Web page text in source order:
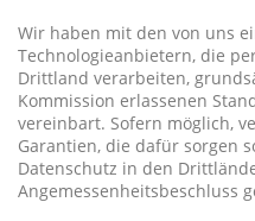
Wir haben mit den von uns
Technologieanbietern, die
Drittland verarbeiten,
Kommission erlassenen
vereinbart. Sofern möglich,
Garantien, die dafür sorgen
Datenschutz in den
Angemessenheitsbeschluss